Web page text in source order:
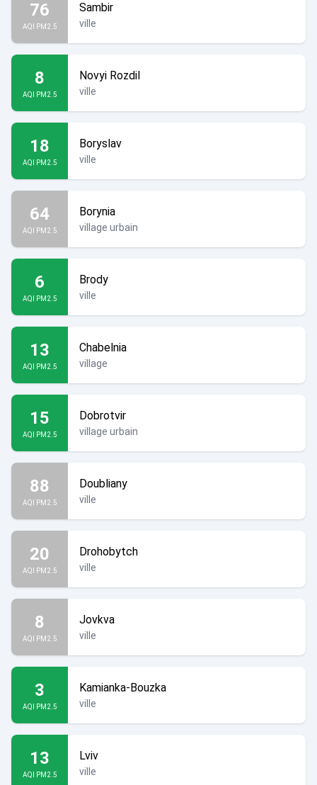
76
AQI PM2.5
Sambir
ville
8
AQI PM2.5
Novyi Rozdil
ville
18
AQI PM2.5
Boryslav
ville
64
AQI PM2.5
Borynia
village urbain
6
AQI PM2.5
Brody
ville
13
AQI PM2.5
Chabelnia
village
15
AQI PM2.5
Dobrotvir
village urbain
88
AQI PM2.5
Doubliany
ville
20
AQI PM2.5
Drohobytch
ville
8
AQI PM2.5
Jovkva
ville
3
AQI PM2.5
Kamianka-Bouzka
ville
13
AQI PM2.5
Lviv
ville